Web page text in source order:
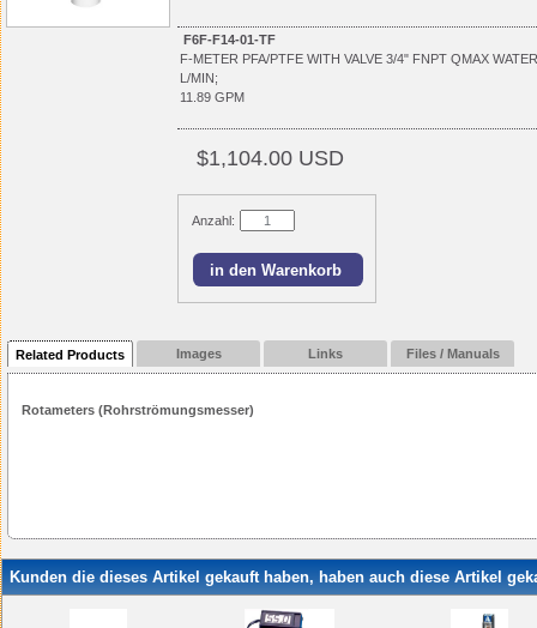
F6F-F14-01-TF
F-METER PFA/PTFE WITH VALVE 3/4" FNPT QMAX
L/MIN;
11.89 GPM
$1,104.00 USD
Anzahl:
Related Products Images Links Files / Manuals
Rotameters (Rohrströmungsmesser)
Kunden die dieses Artikel gekauft haben, haben auch diese Artikel